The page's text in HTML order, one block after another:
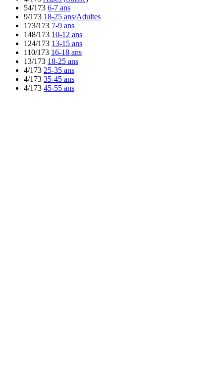
54/173 6-7 ans
9/173 18-25 ans/Adultes
173/173 7-9 ans
148/173 10-12 ans
124/173 13-15 ans
110/173 16-18 ans
13/173 18-25 ans
4/173 25-35 ans
4/173 35-45 ans
4/173 45-55 ans